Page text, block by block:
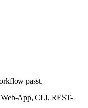
passt.
Web-App, CLI, REST-